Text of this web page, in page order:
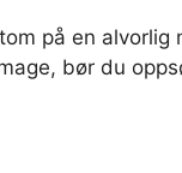
på en
bør du